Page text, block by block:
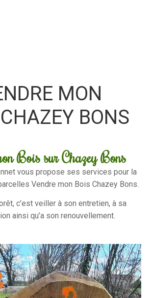
MON
BONS
Bois sur Chazey Bons
vous propose ses services pour la
Vendre mon Bois Chazey Bons.
c’est veiller à son entretien, à sa
ainsi qu’a son renouvellement.